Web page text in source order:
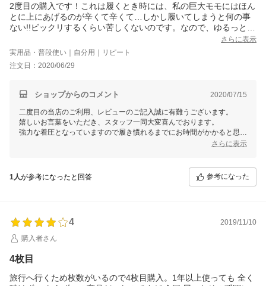
2度目の購入です！これは履くとき時には、私の巨大モモにはほん
とに上にあげるのが辛くて辛くて…しかし履いてしまうと何の事
ない!!ビックリするくらい苦しくないのです。なので、ゆるっとパ
ンツでのお出かけやロング丈のワンピなどの中に日中もはいてま
す!!
さらに表示
実用品・普段使い｜自分用｜リピート
注文日：2020/06/29
ショップからのコメント 2020/07/15
二度目の当店のご利用、レビューのご記入誠に有難うございます。
嬉しいお言葉をいただき、スタッフ一同大変喜んでおります。
強力な着圧となっていますので履き慣れるまでにお時間がかかると思い
今後ともお客様のご期待に添えるよう商品向上、店舗運営に励んでまい
ります。
さらに表示
1人が参考になったと回答 参考になった
4
2019/11/10
購入者さん
4枚目
旅行へ行くため枚数がいるので4枚目購入。1年以上使っても 全く